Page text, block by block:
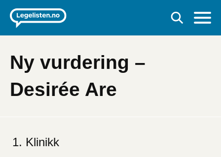
Ny vurdering –
Desirée Are
Klinikk